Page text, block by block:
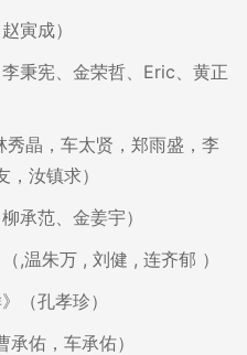
寅成）
秉宪、金荣哲、Eric、黄正
晶，车太贤，郑雨盛，李
汝镇求）
承范、金姜宇）
,温朱万 , 刘健 , 连齐郁 ）
（孔孝珍）
佑，车承佑）